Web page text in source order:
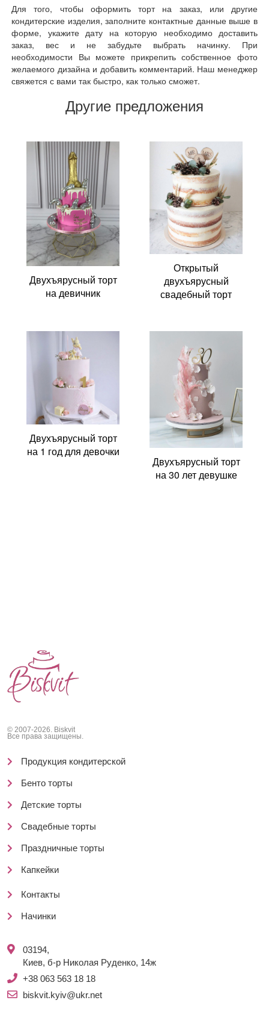
Для того, чтобы оформить торт на заказ, или другие
кондитерские изделия, заполните контактные данные выше в
форме, укажите дату на которую необходимо доставить
заказ, вес и не забудьте выбрать начинку. При
необходимости Вы можете прикрепить собственное фото
желаемого дизайна и добавить комментарий. Наш менеджер
свяжется с вами так быстро, как только сможет.
Другие предложения
Двухъярусный торт
на девичник
Открытый
двухъярусный
свадебный торт
Двухъярусный торт
на 1 год для девочки
Двухъярусный торт
на 30 лет девушке
© 2007-2026. Biskvit
Все права защищены.
Продукция кондитерской
Бенто торты
Детские торты
Свадебные торты
Праздничные торты
Капкейки
Контакты
Начинки
03194,
Киев, б-р Николая Руденко, 14ж
+38 063 563 18 18
biskvit.kyiv@ukr.net